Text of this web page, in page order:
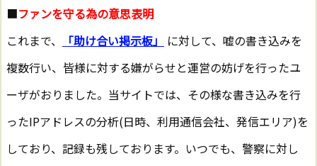
■ファンを守る為の意思表明
これまで、
「助け合い掲示板」
に対して、嘘の書き込みを
複数行い、皆様に対する嫌がらせと運営の妨げを行ったユ
ーザがおりました。当サイトでは、その様な書き込みを行
ったIPアドレスの分析(日時、利用通信会社、発信エリア)を
しており、記録も残しております。いつでも、警察に対し